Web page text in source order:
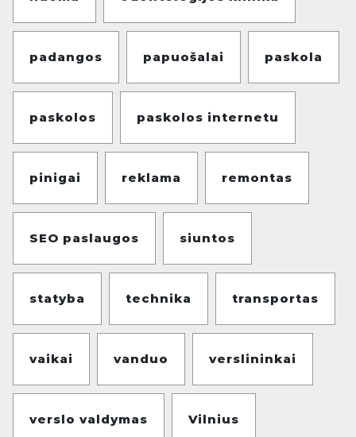
padangos papuošalai paskola
paskolos paskolos internetu
pinigai reklama remontas
SEO paslaugos siuntos
statyba technika transportas
vaikai vanduo verslininkai
verslo valdymas Vilnius